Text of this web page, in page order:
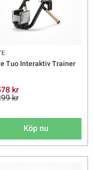
Tuo Interaktiv Trainer
kr
kr
Köp nu